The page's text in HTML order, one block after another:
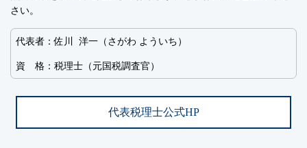
さい。
代表者：佐川 洋一（さがわ よういち）
資 格：税理士（元国税調査官）
代表税理士公式HP